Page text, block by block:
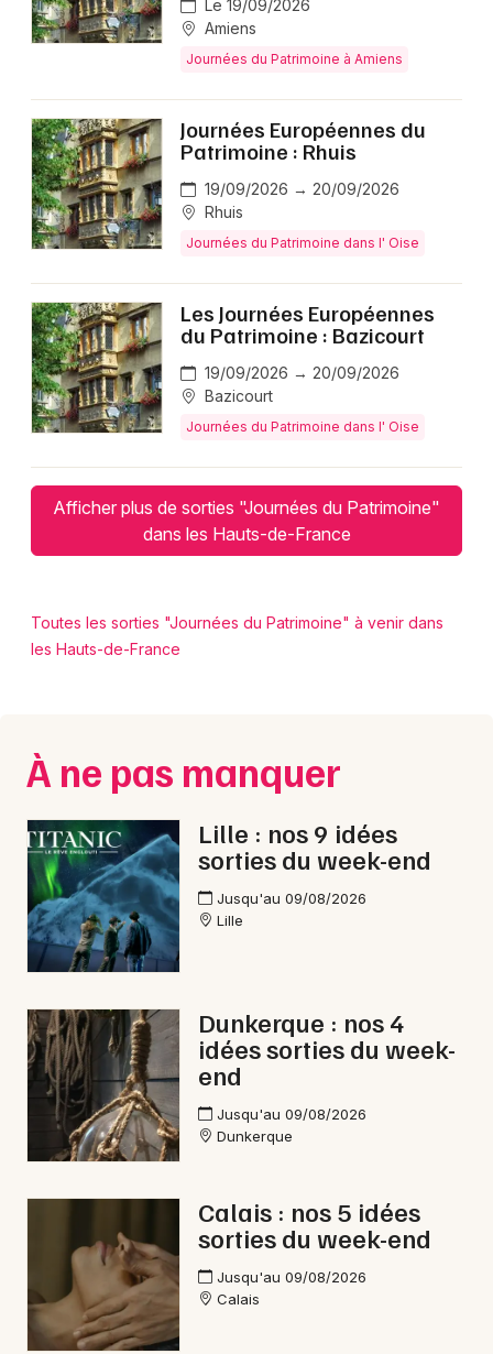
Le 19/09/2026
Amiens
Journées du Patrimoine à Amiens
Journées Européennes du
Patrimoine : Rhuis
19/09/2026 → 20/09/2026
Rhuis
Journées du Patrimoine dans l' Oise
Les Journées Européennes
du Patrimoine : Bazicourt
19/09/2026 → 20/09/2026
Bazicourt
Journées du Patrimoine dans l' Oise
Afficher plus de sorties "Journées du Patrimoine"
dans les Hauts-de-France
Toutes les sorties "Journées du Patrimoine" à venir dans
les Hauts-de-France
À ne pas manquer
Lille : nos 9 idées
sorties du week-end
Jusqu'au 09/08/2026
Lille
Dunkerque : nos 4
idées sorties du week-
end
Jusqu'au 09/08/2026
Dunkerque
Calais : nos 5 idées
sorties du week-end
Jusqu'au 09/08/2026
Calais